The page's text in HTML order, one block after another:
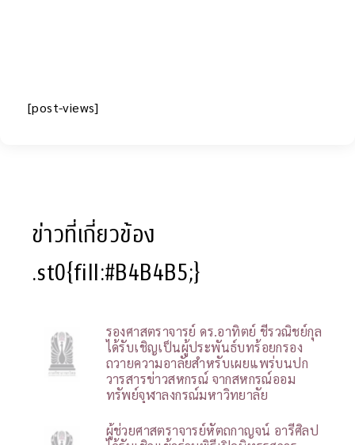
[post-views]
ข่าวที่เกี่ยวข้อง
.st0{fill:#B4B4B5;}
รองศาสตราจารย์ ดร.อาทิตย์ ชีรวณิชย์กุล
ได้รับเชิญเป็นผู้ประพันธ์บทร้อยกรอง
ถวายความอาลัยสำหรับเผยแพร่บนปก
วารสารข่าวสหกรณ์ จากสหกรณ์ออม
ทรัพย์จุฬาลงกรณ์มหาวิทยาลัย
ผู้ช่วยศาสตราจารย์หัตถกาญจน์ อารีศิลป